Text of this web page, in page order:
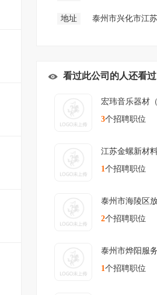
地址
看过此公司的人还看过
3个招聘职位
1个招聘职位
2个招聘职位
1个招聘职位